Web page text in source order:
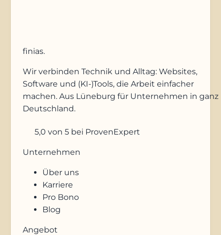
finias.
Wir verbinden Technik und Alltag: Websites,
Software und (KI-)Tools, die Arbeit einfacher
machen. Aus Lüneburg für Unternehmen in ganz
Deutschland.
5,0 von 5 bei ProvenExpert
Unternehmen
Über uns
Karriere
Pro Bono
Blog
Angebot